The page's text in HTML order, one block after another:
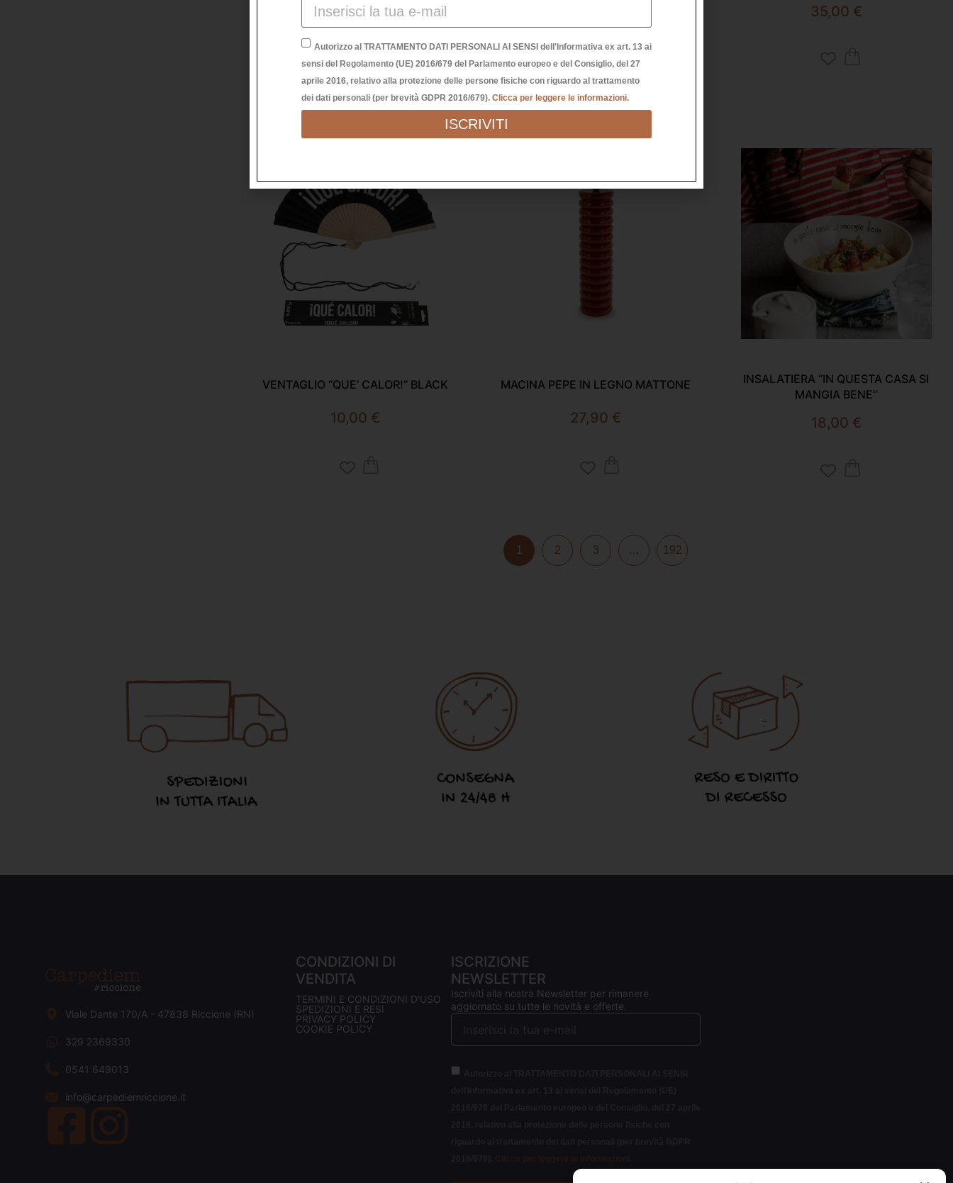
35,00€ 35,00 €
VENTAGLIO “QUE’ CALOR!” BLACK
10,00 €
MACINA PEPE IN LEGNO MATTONE
27,90 €
INSALATIERA “IN QUESTA CASA SI
MANGIA BENE”
18,00 €
1 2 3 … 192
Viale Dante 170/A - 47838 Riccione (RN)
329 2369330
0541 649013
info@carpediemriccione.it
CONDIZIONI DI
VENDITA
TERMINI E CONDIZIONI D'USO
SPEDIZIONI E RESI
PRIVACY POLICY
COOKIE POLICY
ISCRIZIONE
NEWSLETTER
Iscriviti alla nostra Newsletter per rimanere
aggiornato su tutte le novità e offerte.
Autorizzo al TRATTAMENTO DATI PERSONALI AI SENSI dell'Informativa ex art. 13 ai
sensi del Regolamento (UE) 2016/679 del Parlamento europeo e del Consiglio, del 27
aprile 2016, relativo alla protezione delle persone fisiche con riguardo al trattamento
dei dati personali (per brevità GDPR 2016/679). Clicca per leggere le informazioni.
ISCRIVITI